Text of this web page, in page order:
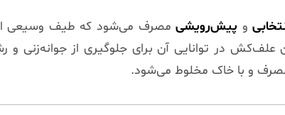
و پیش‌رویشیمصرف می‌شود که طیف وسیعی از
علف‌کش در توانایی آن برای جلوگیری از جوانه‌زنی
و با خاک مخلوط می‌شود.